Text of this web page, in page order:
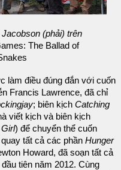
(phải) trên
The Ballad of
làm điều đúng đắn với cuốn
Francis Lawrence, đã chỉ
; biên kịch Catching
viết kịch và biên kịch
) để chuyển thể cuốn
tất cả các phần Hunger
Howard, đã soạn tất cả
tiên năm 2012. Cùng